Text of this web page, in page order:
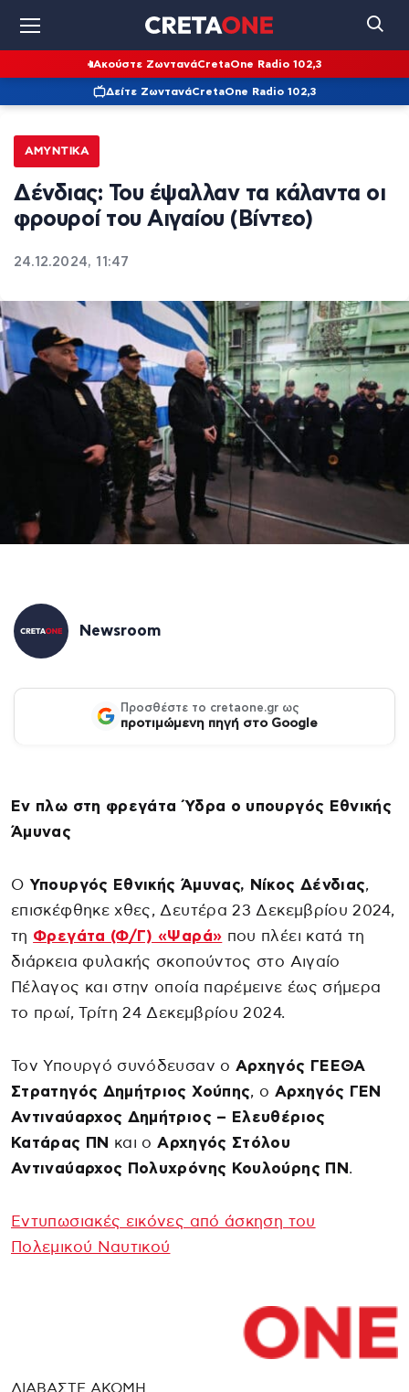
Ακούστε ΖωντανάCretaOne Radio 102,3
Δείτε ΖωντανάCretaOne Radio 102,3
ΑΜΥΝΤΙΚΆ
Δένδιας: Του έψαλλαν τα κάλαντα οι
φρουροί του Αιγαίου (Βίντεο)
24.12.2024, 11:47
Newsroom
Προσθέστε το cretaone.gr ως
προτιμώμενη πηγή στο Google
Εν πλω στη φρεγάτα Ύδρα ο υπουργός Εθνικής
Άμυνας
Ο Υπουργός Εθνικής Άμυνας, Νίκος Δένδιας,
επισκέφθηκε χθες, Δευτέρα 23 Δεκεμβρίου 2024,
τη Φρεγάτα (Φ/Γ) «Ψαρά» που πλέει κατά τη
διάρκεια φυλακής σκοπούντος στο Αιγαίο
Πέλαγος και στην οποία παρέμεινε έως σήμερα
το πρωί, Τρίτη 24 Δεκεμβρίου 2024.
Τον Υπουργό συνόδευσαν ο Αρχηγός ΓΕΕΘΑ
Στρατηγός Δημήτριος Χούπης, ο Αρχηγός ΓΕΝ
Αντιναύαρχος Δημήτριος – Ελευθέριος
Κατάρας ΠΝ και οΑρχηγός Στόλου
Αντιναύαρχος Πολυχρόνης Κουλούρης ΠΝ .
Εντυπωσιακές εικόνες από άσκηση του
Πολεμικού Ναυτικού
ΔΙΑΒΑΣΤΕ ΑΚΟΜΗ